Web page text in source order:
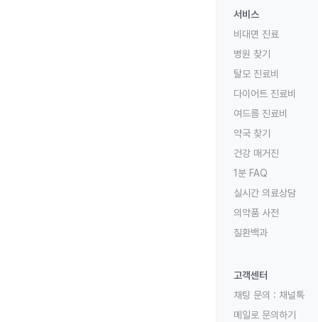
서비스
비대면 진료
병원 찾기
탈모 진료비
다이어트 진료비
여드름 진료비
약국 찾기
건강 매거진
1분 FAQ
실시간 의료상담
의약품 사전
질환백과
고객센터
채팅 문의 : 채널톡
메일로 문의하기